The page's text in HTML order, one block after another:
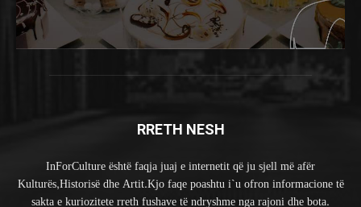
RRETH NESH
InForCulture është faqja juaj e internetit që ju sjell më afër
Kulturës,Historisë dhe Artit.Kjo faqe poashtu i`u ofron informacione të
sakta e kuriozitete rreth fushave të ndryshme nga rajoni dhe bota.